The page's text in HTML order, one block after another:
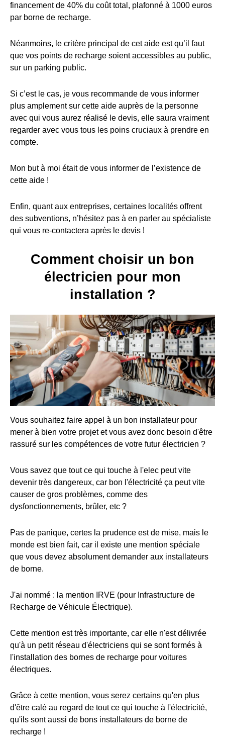
financement de 40% du coût total, plafonné à 1000 euros
par borne de recharge.
Néanmoins, le critère principal de cet aide est qu’il faut
que vos points de recharge soient accessibles au public,
sur un parking public.
Si c’est le cas, je vous recommande de vous informer
plus amplement sur cette aide auprès de la personne
avec qui vous aurez réalisé le devis, elle saura vraiment
regarder avec vous tous les poins cruciaux à prendre en
compte.
Mon but à moi était de vous informer de l’existence de
cette aide !
Enfin, quant aux entreprises, certaines localités offrent
des subventions, n’hésitez pas à en parler au spécialiste
qui vous re-contactera après le devis !
Comment choisir un bon
électricien pour mon
installation ?
Vous souhaitez faire appel à un bon installateur pour
mener à bien votre projet et vous avez donc besoin d'être
rassuré sur les compétences de votre futur électricien ?
Vous savez que tout ce qui touche à l'elec peut vite
devenir très dangereux, car bon l'électricité ça peut vite
causer de gros problèmes, comme des
dysfonctionnements, brûler, etc ?
Pas de panique, certes la prudence est de mise, mais le
monde est bien fait, car il existe une mention spéciale
que vous devez absolument demander aux installateurs
de borne.
J'ai nommé : la mention IRVE (pour Infrastructure de
Recharge de Véhicule Électrique).
Cette mention est très importante, car elle n'est délivrée
qu'à un petit réseau d'électriciens qui se sont formés à
l'installation des bornes de recharge pour voitures
électriques.
Grâce à cette mention, vous serez certains qu'en plus
d'être calé au regard de tout ce qui touche à l'électricité,
qu'ils sont aussi de bons installateurs de borne de
recharge !